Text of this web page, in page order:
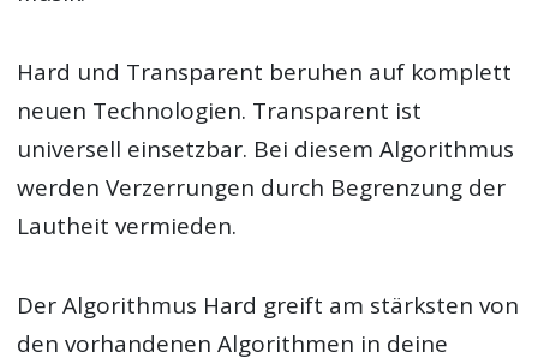
Hard und Transparent beruhen auf komplett
neuen Technologien. Transparent ist
universell einsetzbar. Bei diesem Algorithmus
werden Verzerrungen durch Begrenzung der
Lautheit vermieden.
Der Algorithmus Hard greift am stärksten von
den vorhandenen Algorithmen in deine